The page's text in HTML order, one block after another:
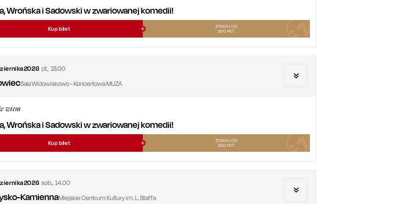
Wrońska i Sadowski w zwariowanej komedii!
Kup bilet
ZYSKAJ OD
300 PKT
2026 pt.,18.00
Sala Widowiskowo - Koncertowa MUZA
wiem
Wrońska i Sadowski w zwariowanej komedii!
Kup bilet
ZYSKAJ OD
300 PKT
2026 sob.,14.00
KamiennaMiejskie Centrum Kultury im. L. Staffa